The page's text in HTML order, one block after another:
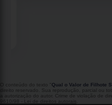
O conteúdo do texto " Qual o Valor de Filhote
direito reservado. Sua reprodução, parcial ou
a autorização do autor. Crime de violação de
9610/98 - Lei de direitos autorais .